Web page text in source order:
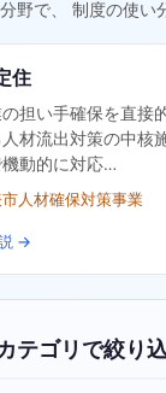
野で、 制度の使い
住
担い手確保を直接
材流出対策の中核
動的に対応…
人材確保対策事業
→
テゴリで絞り